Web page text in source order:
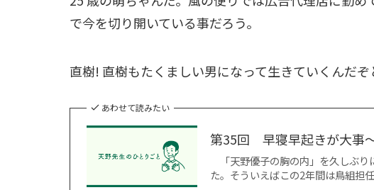
で今を切り開いている事だろう。
直樹! 直樹もたくましい男になって生きていくんだぞ
あわせて読みたい
第35回 早寝早起きが大事
「天野優子の胸の内」を久しぶり
た。そういえばこの2年間は鳥組担